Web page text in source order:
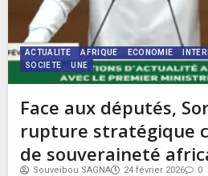
ACTUALITE AFRIQUE ECONOMIE
SOCIETE
UNE
Face aux députés,
rupture stratégique
de souveraineté
Souveibou SAGNA 24 février 2026 0